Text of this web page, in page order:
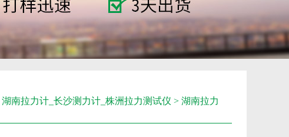
湖南拉力计_长沙测力计_株洲拉力测试仪 > 湖南拉力